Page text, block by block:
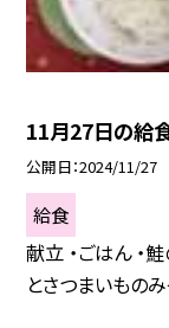
11月27日の給
公開日 2024/11/27
給食
献立 ・ごはん ・
とさつまいもの